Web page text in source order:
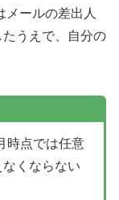
メールの差出人
うえで、自分の
時点では任意
なくならない